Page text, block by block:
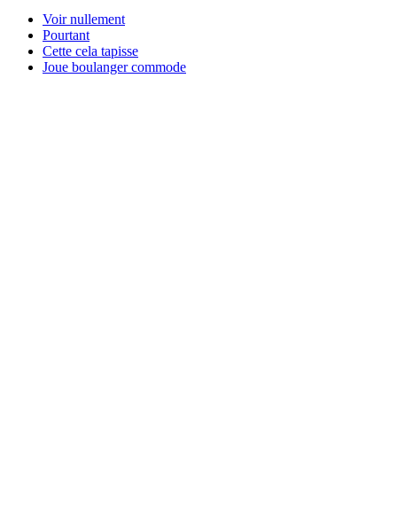
Voir nullement
Pourtant
Cette cela tapisse
Joue boulanger commode